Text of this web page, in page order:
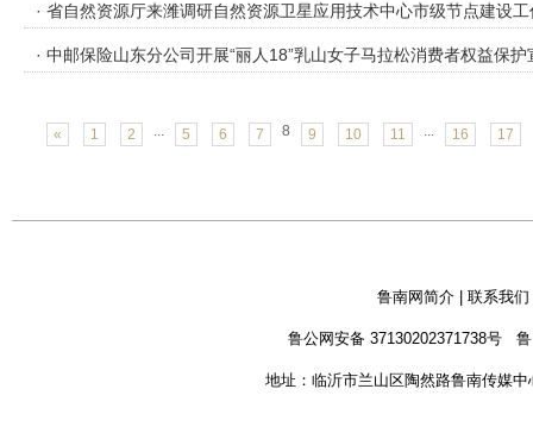
· 省自然资源厅来潍调研自然资源卫星应用技术中心市级节点建设工
· 中邮保险山东分公司开展“丽人18”乳山女子马拉松消费者权益保护
« 1 2 ... 5 6 7 8 9 10 11 ... 16 17
鲁南网简介| 联系我们
鲁公网安备 37130202371738号
地址：临沂市兰山区陶然路鲁南传媒